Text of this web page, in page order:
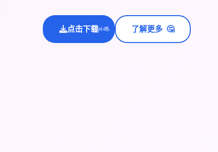
点击下载
✨⭐💫 了解更多 🤔